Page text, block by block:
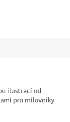
ilustrací od
pro milovníky